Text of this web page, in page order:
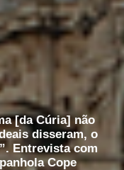
[da Cúria] não
disseram, o
Entrevista com
Cope